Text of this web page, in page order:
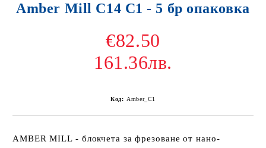
Amber Mill C14 C1 - 5 бр опаковка
€82.50
161.36лв.
Код: Amber_C1
AMBER MILL - блокчета за фрезоване от нано-